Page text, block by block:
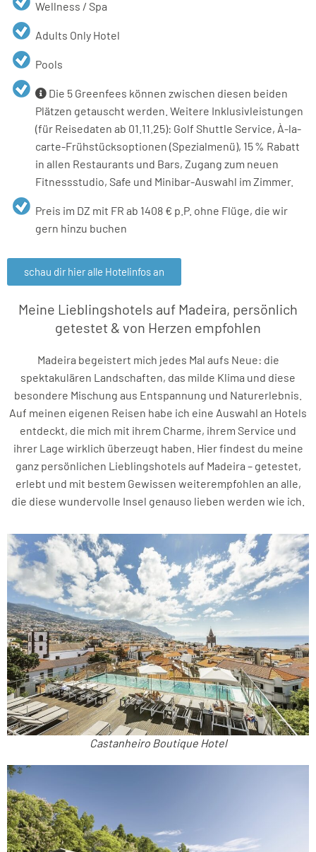
Wellness / Spa
Adults Only Hotel
Pools
Die 5 Greenfees können zwischen diesen beiden
Plätzen getauscht werden. Weitere Inklusivleistungen
(für Reisedaten ab 01.11.25): Golf Shuttle Service, À-la-
carte-Frühstücksoptionen (Spezialmenü), 15 % Rabatt
in allen Restaurants und Bars, Zugang zum neuen
Fitnessstudio, Safe und Minibar-Auswahl im Zimmer.
Preis im DZ mit FR ab 1408 € p.P. ohne Flüge, die wir
gern hinzu buchen
schau dir hier alle Hotelinfos an
Meine Lieblingshotels auf Madeira, persönlich
getestet & von Herzen empfohlen
Madeira begeistert mich jedes Mal aufs Neue: die
spektakulären Landschaften, das milde Klima und diese
besondere Mischung aus Entspannung und Naturerlebnis.
Auf meinen eigenen Reisen habe ich eine Auswahl an Hotels
entdeckt, die mich mit ihrem Charme, ihrem Service und
ihrer Lage wirklich überzeugt haben. Hier findest du meine
ganz persönlichen Lieblingshotels auf Madeira – getestet,
erlebt und mit bestem Gewissen weiterempfohlen an alle,
die diese wundervolle Insel genauso lieben werden wie ich.
Castanheiro Boutique Hotel